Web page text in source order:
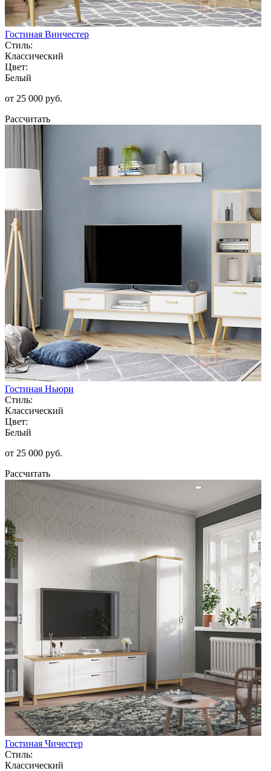
Гостиная Винчестер
Стиль:
Классический
Цвет:
Белый
от 25 000 руб.
Рассчитать
Гостиная Ньюри
Стиль:
Классический
Цвет:
Белый
от 25 000 руб.
Рассчитать
Гостиная Чичестер
Стиль:
Классический